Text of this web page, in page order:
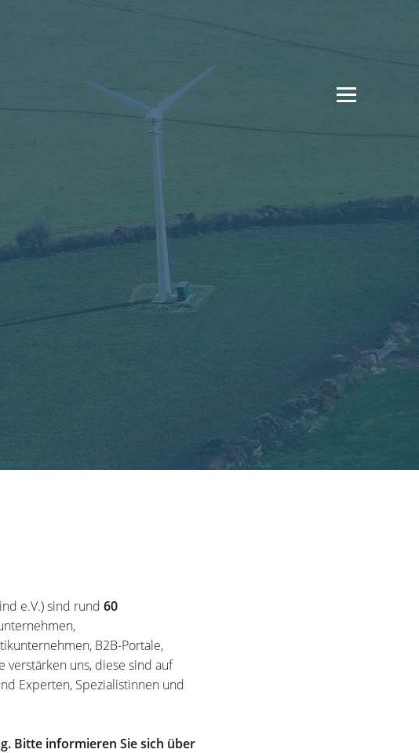
e.V.) sind rund 60
B2B-Portale,
uns, diese sind auf
Experten, Spezialistinnen und
Bitte informieren Sie sich über